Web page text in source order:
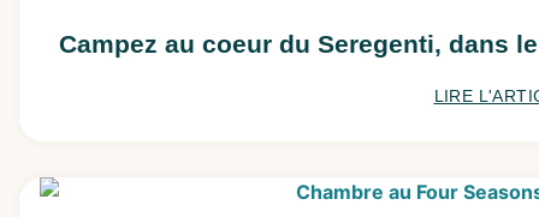
Campez au coeur du Seregenti, dans
LIRE